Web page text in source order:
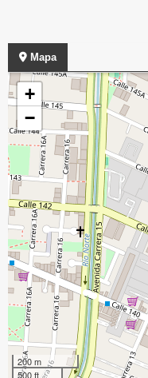
Mapa
+
−
200 m
500 ft